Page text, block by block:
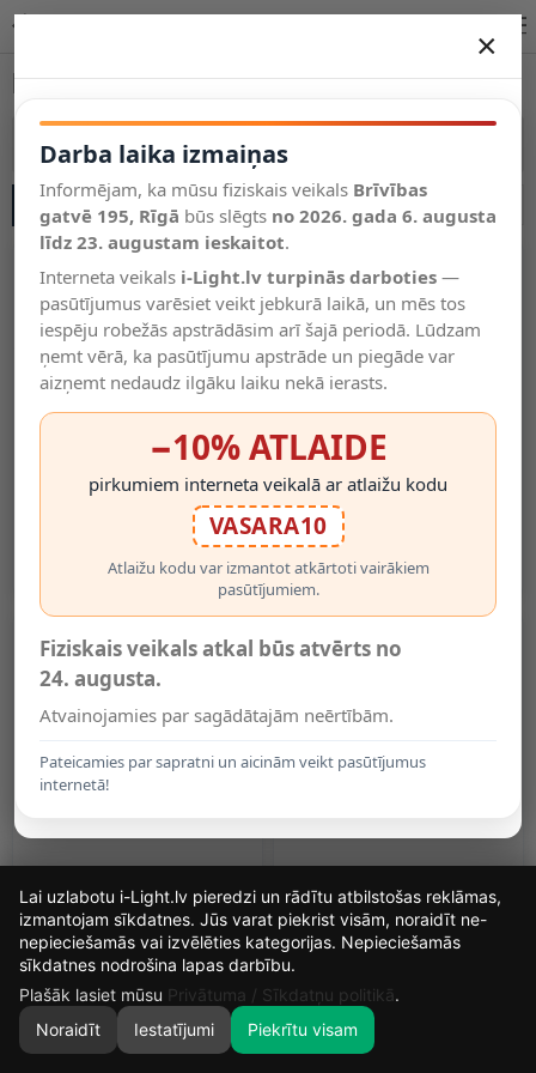
Salīdzināt
Vēlmju
saraksts
Valodas
0
RGB gaismekļi
Vairāk kategoriju
RGB LED Sloksne 5050, 12V,
14.4W/m, IP20, Bez Mitruma
2.30€
RGB+WW LED Spuldze E14,
C37, 250lm, 5W
4.75€
G45, 250lm, 5W
4.95€
A60, 720lm, 3+9W
6.99€
×
Darba laika izmaiņas
Informējam, ka mūsu fiziskais veikals Brīvības
gatvē 195, Rīgā būs slēgts no 2026. gada 6. augusta
līdz 23. augustam ieskaitot.
Interneta veikals i-Light.lv turpinās darboties —
pasūtījumus varēsiet veikt jebkurā laikā, un mēs tos
iespēju robežās apstrādāsim arī šajā periodā. Lūdzam
ņemt vērā, ka pasūtījumu apstrāde un piegāde var
aizņemt nedaudz ilgāku laiku nekā ierasts.
−10% ATLAIDE
pirkumiem interneta veikalā ar atlaižu kodu
VASARA10
Atlaižu kodu var izmantot atkārtoti vairākiem
pasūtījumiem.
Fiziskais veikals atkal būs atvērts no
24. augusta.
Atvainojamies par sagādātajām neērtībām.
Pateicamies par sapratni un aicinām veikt pasūtījumus
internetā!
12
DIENAS
3
STUNDAS
55
MIN.
12
Lai uzlabotu i-Light.lv pieredzi un rādītu atbilstošas reklāmas,
izmantojam sīkdatnes. Jūs varat piekrist visām, noraidīt ne-
nepieciešamās vai izvēlēties kategorijas. Nepieciešamās
sīkdatnes nodrošina lapas darbību.
Plašāk lasiet mūsu Privātuma / Sīkdatņu politikā.
Noraidīt
Iestatījumi Piekrītu visam